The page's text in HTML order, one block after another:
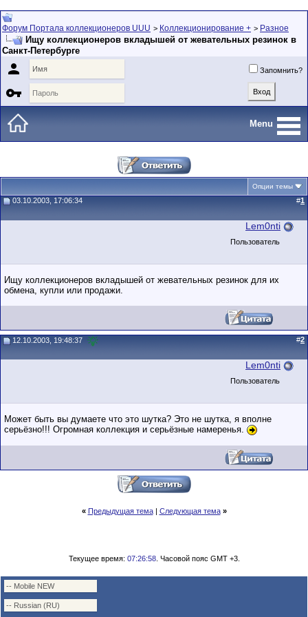
Форум Портала коллекционеров UUU > Коллекционирование + > Разное
Ищу коллекционеров вкладышей от жевательных резинок в
Санкт-Петербурге
 Запомнить?

Menu
Опции темы
03.10.2003, 17:06:34 #1
Lem0nti
Пользователь
Ищу коллекционеров вкладышей от жевательных резинок для их
обмена, купли или продажи.
12.10.2003, 19:48:37 #2
Lem0nti
Пользователь
Может быть вы думаете что это шутка? Это не шутка, я вполне
серьёзно!!! Огромная коллекция и серьёзные намеренья.
« Предыдущая тема| Следующая тема »
Текущее время: 07:26:58. Часовой пояс GMT +3.